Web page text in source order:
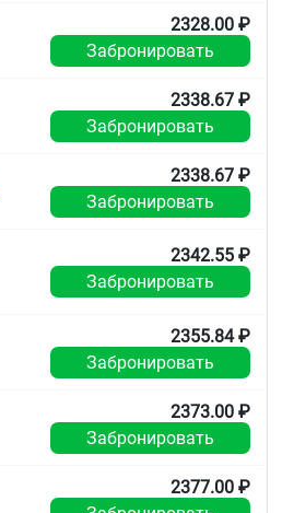
2328.00 ₽
Забронировать
2338.67 ₽
Забронировать
2338.67 ₽
Забронировать
2342.55 ₽
Забронировать
2355.84 ₽
Забронировать
2373.00 ₽
Забронировать
2377.00 ₽